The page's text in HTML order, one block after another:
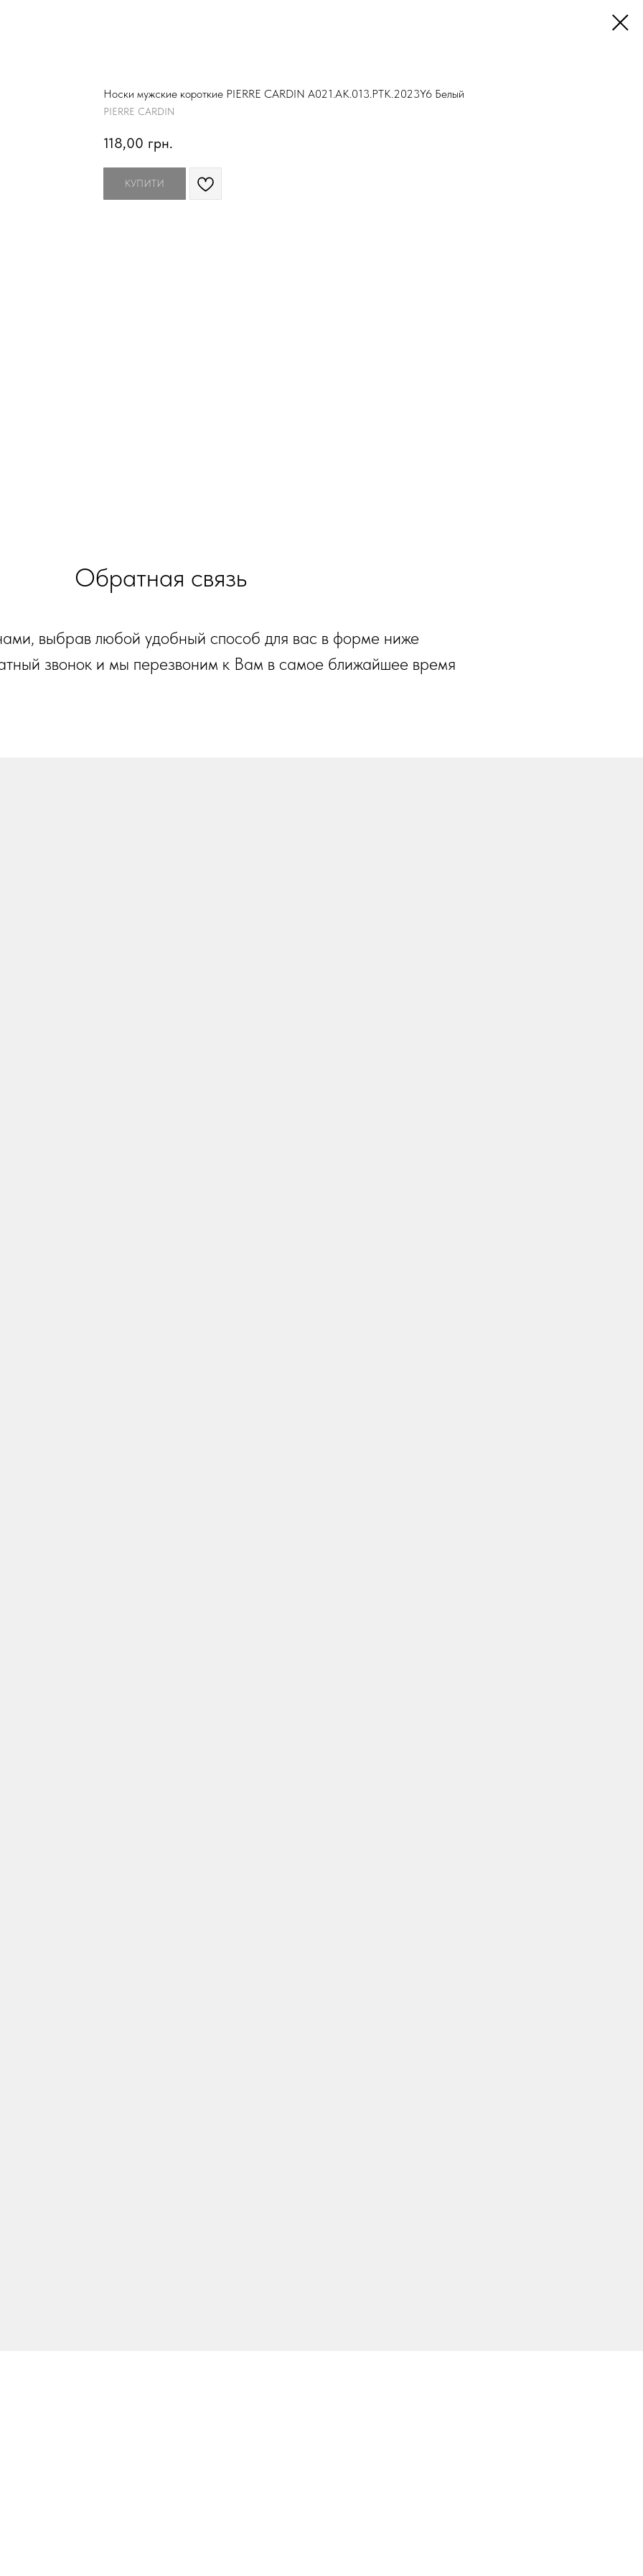
Носки мужские короткие PIERRE CARDIN A021.AK.013.PTK.2023Y6 Белый
PIERRE CARDIN
118,00 грн.
КУПИТИ
Обратная связь
выбрав любой удобный способ для вас в форме ниже
звонок и мы перезвоним к Вам в самое ближайшее время